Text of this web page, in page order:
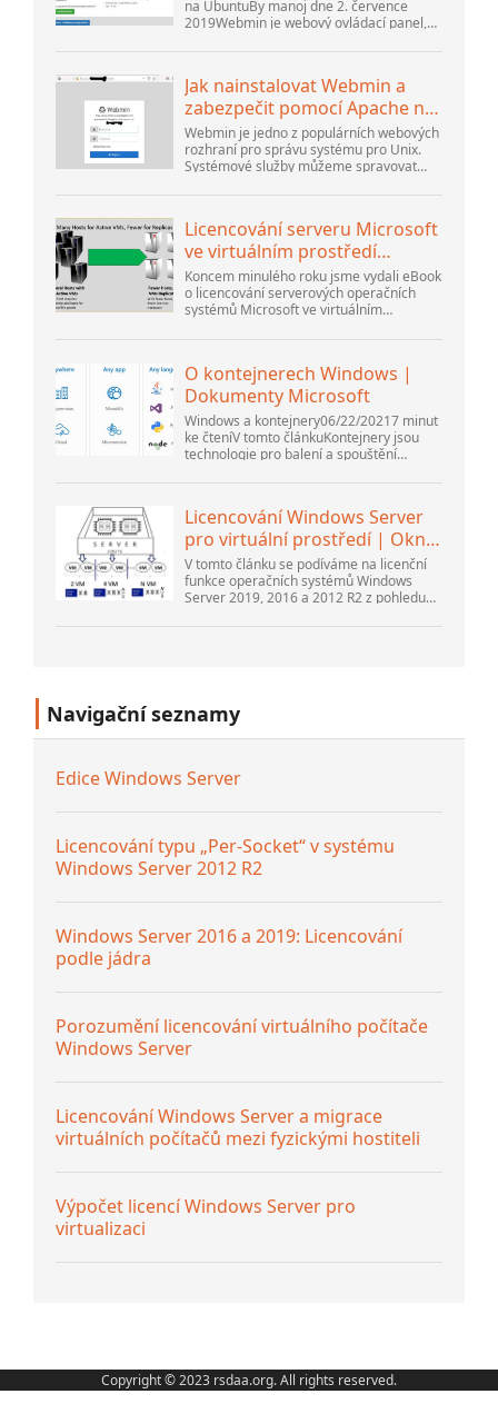
na UbuntuBy manoj dne 2. července
2019Webmin je webový ovládací panel,
účet, Apache, DNS a sdílení souborů. Je
Jak nainstalovat Webmin a
zabezpečit pomocí Apache na
Ubuntu 18.04 ...
Webmin je jedno z populárních webových
rozhraní pro správu systému pro Unix.
Systémové služby můžeme spravovat
Oblíbené a oficiální dostupné moduly...
Licencování serveru Microsoft
ve virtuálním prostředí
přehodnoceno
Koncem minulého roku jsme vydali eBook
o licencování serverových operačních
systémů Microsoft ve virtuálním
Thomase Maurera a Andrewa Syrewicze.
O kontejnerech Windows |
Dokumenty Microsoft
Windows a kontejnery06/22/20217 minut
ke čteníV tomto článkuKontejnery jsou
technologie pro balení a spouštění
prostředích v místním prostředí a v...
Licencování Windows Server
pro virtuální prostředí | Okna
...
V tomto článku se podíváme na licenční
funkce operačních systémů Windows
Server 2019, 2016 a 2012 R2 z pohledu
Microsoft. Také si povíme o pravidle...
Navigační seznamy
Edice Windows Server
Licencování typu „Per-Socket“ v systému
Windows Server 2012 R2
Windows Server 2016 a 2019: Licencování
podle jádra
Porozumění licencování virtuálního počítače
Windows Server
Licencování Windows Server a migrace
virtuálních počítačů mezi fyzickými hostiteli
Výpočet licencí Windows Server pro
virtualizaci
Copyright © 2023 rsdaa.org. All rights reserved.